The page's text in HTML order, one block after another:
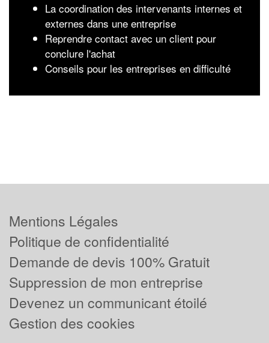
La coordination des intervenants internes et
externes dans une entreprise
Reprendre contact avec un client pour
conclure l'achat
Conseils pour les entreprises en difficulté
Mentions Légales
Politique de confidentialité
Demande de devis 100% Gratuit
Suppression de mon entreprise
Devenez un communicant étoilé
Gestion des cookies